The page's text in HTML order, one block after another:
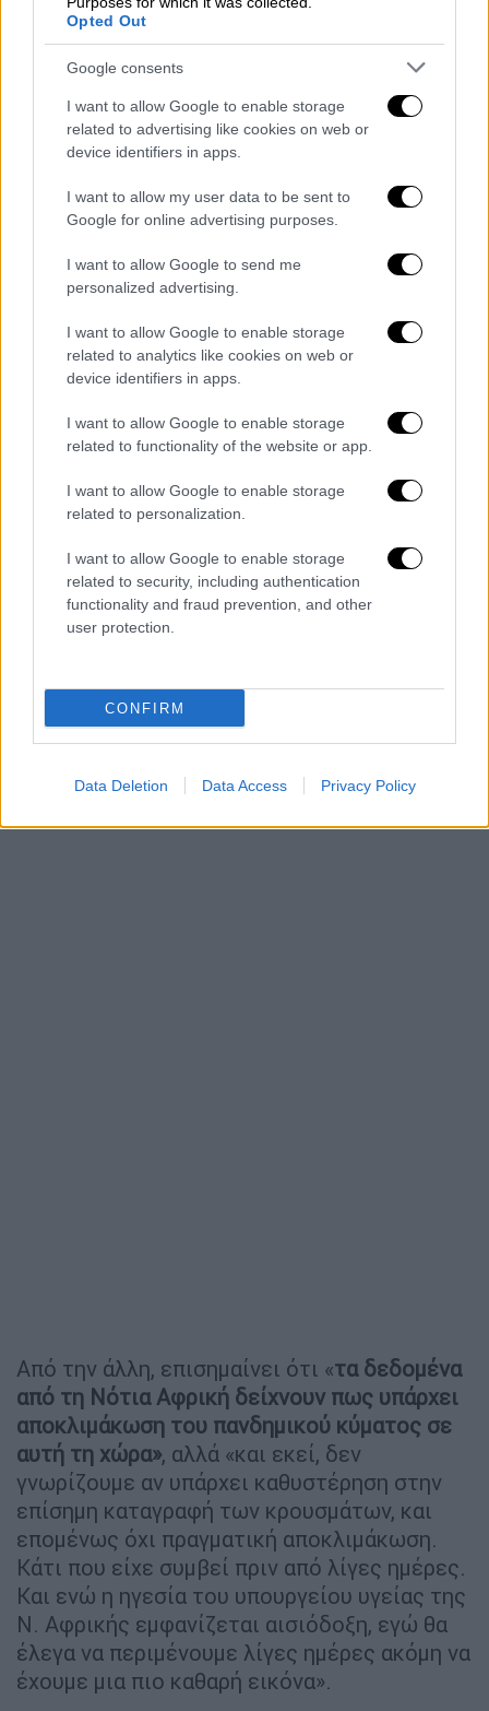
Opted Out
Google consents
I want to allow Google to enable storage
related to advertising like cookies on web or
device identifiers in apps.
I want to allow my user data to be sent to
Google for online advertising purposes.
I want to allow Google to send me
personalized advertising.
I want to allow Google to enable storage
related to analytics like cookies on web or
device identifiers in apps.
I want to allow Google to enable storage
related to functionality of the website or app.
I want to allow Google to enable storage
related to personalization.
I want to allow Google to enable storage
related to security, including authentication
functionality and fraud prevention, and other
user protection.
CONFIRM
Data Deletion Data Access Privacy Policy
ει?χαν συμπτω?ματα η? πη?γαν στο
νοσοκομει?ο. Eπι? του παρο?ντος δεν έχουν
επαρκή δεδομένα για την κλινική εικόνα που
προκαλεί η όμικρον σε σχέση με την δέλτα».
Από την άλλη, επισημαίνει ότι «τα δεδομένα
από τη Νότια Αφρική δείχνουν πως υπάρχει
αποκλιμάκωση του πανδημικού κύματος σε
αυτή τη χώρα», αλλά «και εκεί, δεν
γνωρίζουμε αν υπάρχει καθυστέρηση στην
επίσημη καταγραφή των κρουσμάτων, και
επομένως όχι πραγματική αποκλιμάκωση.
Κάτι που είχε συμβεί πριν από λίγες ημέρες.
Και ενώ η ηγεσία του υπουργείου υγείας της
Ν. Αφρικής εμφανίζεται αισιόδοξη, εγώ θα
έλεγα να περιμένουμε λίγες ημέρες ακόμη να
έχουμε μια πιο καθαρή εικόνα».